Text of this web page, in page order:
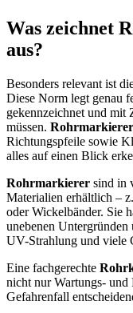
Was zeichnet
aus?
Besonders relevant ist
Diese Norm legt genau
gekennzeichnet und mit
müssen. Rohrmarkierer
Richtungspfeile sowie
alles auf einen Blick
Rohrmarkierer sind in
Materialien erhältlich –
oder Wickelbänder. Sie
unebenen
UV-Strahlung und viele
Eine fachgerechte
nicht nur Wartungs- und
Gefahrenfall